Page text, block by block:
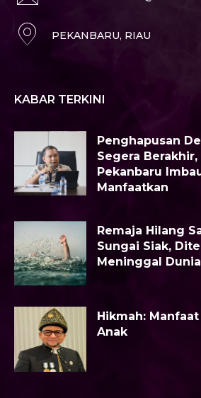
PEKANBARU, RIAU
KABAR TERKINI
Penghapusan
Segera
Pekanbaru
Manfaatkan
Remaja Hilang
Sungai Siak,
Meninggal Dunia
Hikmah:
Anak